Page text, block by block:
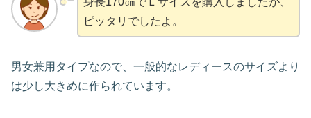
ピッタリでしたよ。
男女兼用タイプなので、一般的なレディースのサイズより
は少し大きめに作られています。